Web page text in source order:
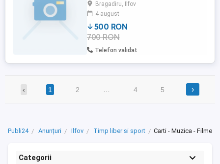
Yamaha Page Turner pentru iPadcare.
Impreuna cu 100 de melodii prestabilite,
Yamaha EZ-220 este o orga electronica
perfecta pentru invatare. Un port USB la
host va permite sa conectati ...
Bragadiru, Ilfov
4 august
500 RON
700 RON
Telefon validat
‹ 1 2 4 5 ›
Publi24 Anunțuri Ilfov Timp liber si sport Carti - Muzica - Filme
Categorii